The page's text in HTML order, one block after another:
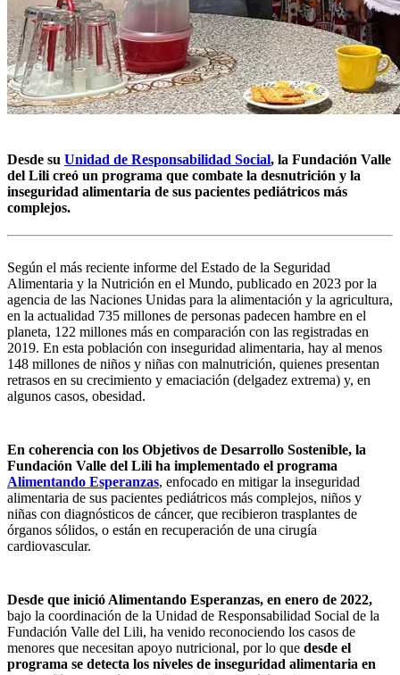
Desde su Unidad de Responsabilidad Social, la Fundación Valle
del Lili creó un programa que combate la desnutrición y la
inseguridad alimentaria de sus pacientes pediátricos más
complejos.
Según el más reciente informe del Estado de la Seguridad
Alimentaria y la Nutrición en el Mundo, publicado en 2023 por la
agencia de las Naciones Unidas para la alimentación y la agricultura,
en la actualidad 735 millones de personas padecen hambre en el
planeta, 122 millones más en comparación con las registradas en
2019. En esta población con inseguridad alimentaria, hay al menos
148 millones de niños y niñas con malnutrición, quienes presentan
retrasos en su crecimiento y emaciación (delgadez extrema) y, en
algunos casos, obesidad.
En coherencia con los Objetivos de Desarrollo Sostenible, la
Fundación Valle del Lili ha implementado el programa
Alimentando Esperanzas, enfocado en mitigar la inseguridad
alimentaria de sus pacientes pediátricos más complejos, niños y
niñas con diagnósticos de cáncer, que recibieron trasplantes de
órganos sólidos, o están en recuperación de una cirugía
cardiovascular.
Desde que inició Alimentando Esperanzas, en enero de 2022,
bajo la coordinación de la Unidad de Responsabilidad Social de la
Fundación Valle del Lili, ha venido reconociendo los casos de
menores que necesitan apoyo nutricional, por lo que desde el
programa se detecta los niveles de inseguridad alimentaria en